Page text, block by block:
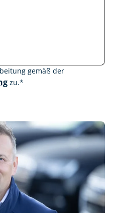
gemäß der
zu.*